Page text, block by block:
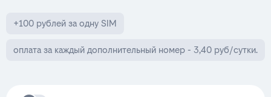
+100 рублей за одну SIM
оплата за каждый дополнительный номер - 3,40 руб/сутки.